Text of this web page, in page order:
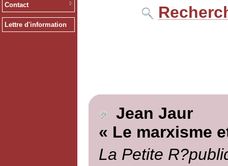
Contact
Lettre d'information
Jean Jaur
« Le marxisme
La Petite